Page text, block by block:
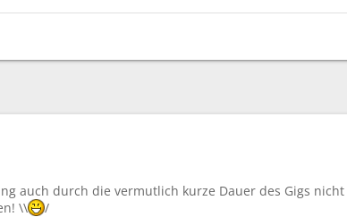
auch durch die vermutlich kurze Dauer des Gigs
\\
/